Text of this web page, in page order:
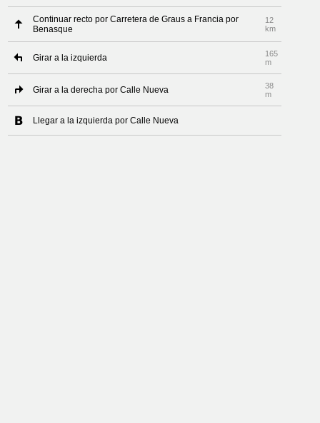
Continuar recto por Carretera de Graus a Francia por
Benasque
12
km
Girar a la izquierda
165
m
Girar a la derecha por Calle Nueva
38
m
Llegar a la izquierda por Calle Nueva